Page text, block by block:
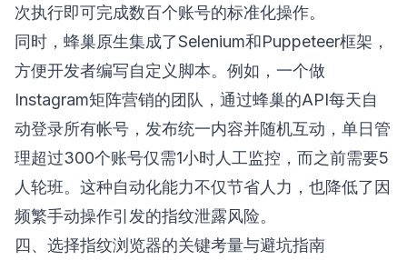
次执行即可完成数百个账号的标准化操作。
同时，蜂巢原生集成了Selenium和Puppeteer框架，
方便开发者编写自定义脚本。例如，一个做
Instagram矩阵营销的团队，通过蜂巢的API每天自
动登录所有帐号，发布统一内容并随机互动，单日管
理超过300个账号仅需1小时人工监控，而之前需要5
人轮班。这种自动化能力不仅节省人力，也降低了因
频繁手动操作引发的指纹泄露风险。
四、选择指纹浏览器的关键考量与避坑指南